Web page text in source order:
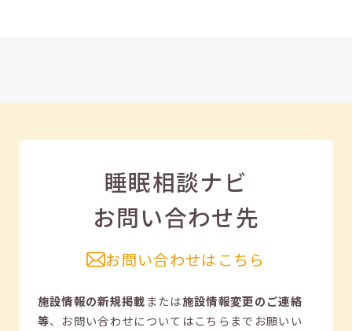
睡眠相談ナビ
お問い合わせ先
お問い合わせはこちら
施設情報の新規掲載または施設情報変更のご連絡
等、 お問い合わせについてはこちらまでお願いい